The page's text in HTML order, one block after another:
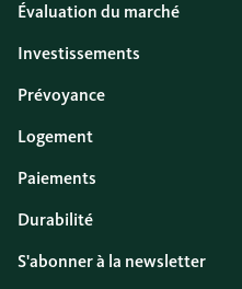
Évaluation du marché
Investissements
Prévoyance
Logement
Paiements
Durabilité
S'abonner à la newsletter